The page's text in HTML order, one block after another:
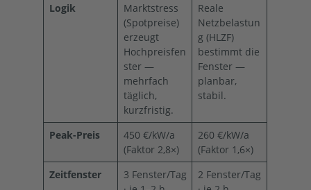
Logik
Marktstress
(Spotpreise)
erzeugt
Hochpreisfen
ster —
mehrfach
täglich,
kurzfristig.
Reale
Netzbelastun
g (HLZF)
bestimmt die
Fenster —
planbar,
stabil.
Peak-Preis
450 €/kW/a
(Faktor 2,8×)
260 €/kW/a
(Faktor 1,6×)
Zeitfenster
3 Fenster/Tag
2 Fenster/Tag